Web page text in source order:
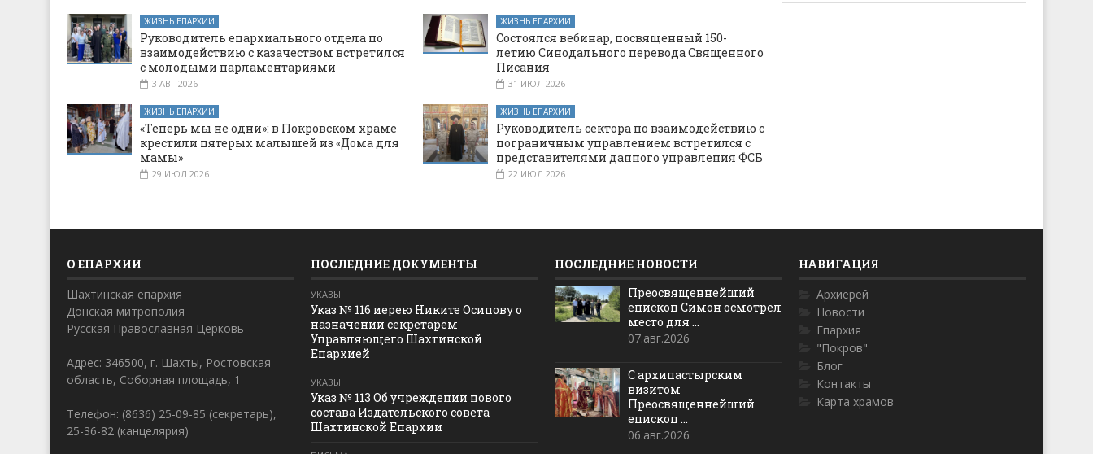
ЖИЗНЬ ЕПАРХИИ
Руководитель епархиального отдела по
взаимодействию с казачеством встретился
с молодыми парламентариями
3 АВГ 2026
ЖИЗНЬ ЕПАРХИИ
Состоялся вебинар, посвященный 150-
летию Синодального перевода Священного
Писания
31 ИЮЛ 2026
ЖИЗНЬ ЕПАРХИИ
«Теперь мы не одни»: в Покровском храме
крестили пятерых малышей из «Дома для
мамы»
29 ИЮЛ 2026
ЖИЗНЬ ЕПАРХИИ
Руководитель сектора по взаимодействию с
пограничным управлением встретился с
представителями данного управления ФСБ
22 ИЮЛ 2026
О ЕПАРХИИ
Шахтинская епархия
Донская митрополия
Русская Православная Церковь
Адрес: 346500, г. Шахты, Ростовская
область, Соборная площадь, 1
Телефон: (8636) 25-09-85 (секретарь),
25-36-82 (канцелярия)
ПОСЛЕДНИЕ ДОКУМЕНТЫ
УКАЗЫ
Указ № 116 иерею Никите Осипову о
назначении секретарем
Управляющего Шахтинской
Епархией
УКАЗЫ
Указ № 113 Об учреждении нового
состава Издательского совета
Шахтинской Епархии
ПОСЛЕДНИЕ НОВОСТИ
Преосвященнейший
епископ Симон осмотрел
место для ...
07.авг.2026
С архипастырским
визитом
Преосвященнейший
епископ ...
06.авг.2026
НАВИГАЦИЯ
Архиерей
Новости
Епархия
"Покров"
Блог
Контакты
Карта храмов